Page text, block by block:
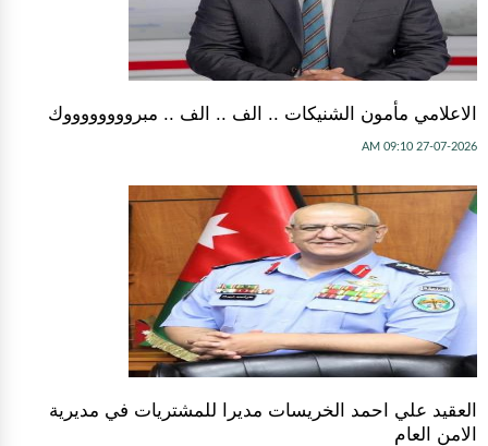
الاعلامي مأمون الشنيكات .. الف .. الف .. مبرووووووووك
27-07-2026 09:10 AM
العقيد علي احمد الخريسات مديرا للمشتريات في مديرية
الامن العام